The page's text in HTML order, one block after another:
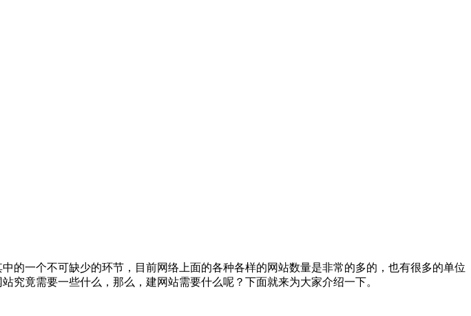
的一个不可缺少的环节，目前网络上面的各种各样的网站数量是非常的多的，也有很多的单位
竟需要一些什么，那么，建网站需要什么呢？下面就来为大家介绍一下。